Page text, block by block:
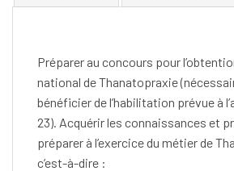
Préparer au concours pour
national de Thanatopraxie
bénéficier de l’habilitation prévue à
23). Acquérir les connaissances et
préparer à l’exercice du métier de
c’est-à-dire :